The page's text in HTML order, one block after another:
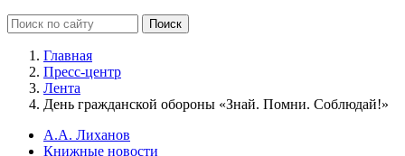
Главная
Пресс-центр
Лента
День гражданской обороны «Знай. Помни. Соблюдай!»
А.А. Лиханов
Книжные новости